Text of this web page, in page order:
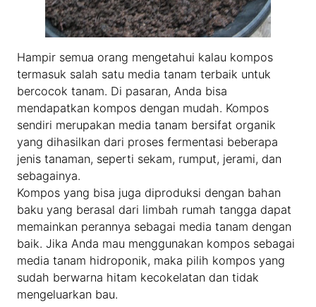
Hampir semua orang mengetahui kalau kompos
termasuk salah satu media tanam terbaik untuk
bercocok tanam. Di pasaran, Anda bisa
mendapatkan kompos dengan mudah. Kompos
sendiri merupakan media tanam bersifat organik
yang dihasilkan dari proses fermentasi beberapa
jenis tanaman, seperti sekam, rumput, jerami, dan
sebagainya.
Kompos yang bisa juga diproduksi dengan bahan
baku yang berasal dari limbah rumah tangga dapat
memainkan perannya sebagai media tanam dengan
baik. Jika Anda mau menggunakan kompos sebagai
media tanam hidroponik, maka pilih kompos yang
sudah berwarna hitam kecokelatan dan tidak
mengeluarkan bau.